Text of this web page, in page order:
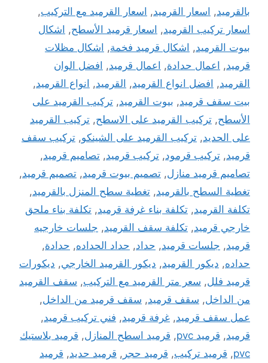
بالقرميد, اسعار القرميد, اسعار القرميد مع التركيب,
اسعار تركيب القرميد, اسعار قرميد الأسطح, اشكال
بيوت القرميد, اشكال قرميد فخمة, اشكال مظلات
قرميد, اعمال حدادة, اعمال قرميد, افضل الوان
القرميد, افضل انواع القرميد, القرميد, انواع القرميد,
بيت سقف قرميد, بيوت القرميد, تركيب القرميد على
الأسطح, تركيب القرميد على الاسطح, تركيب القرميد
على الحديد, تركيب القرميد على الشينكو, تركيب سقف
قرميد, تركيب قرمود, تركيب قرميد, تصاميم قرميد,
تصاميم قرميد منازل, تصميم بيوت قرميد, تصميم قرميد,
تغطية السطح بالقرميد, تغطية سطح المنزل بالقرميد,
تكلفة القرميد, تكلفة بناء غرفة قرميد, تكلفة بناء ملحق
خارجي قرميد, تكلفة سقف القرميد, جلسات خارجيه
قرميد, جلسات قرميد, حداد, حداد الحداده, حدادة,
حداده, ديكور القرميد, ديكور القرميد الخارجي, ديكورات
قرميد فلل, سعر متر القرميد مع التركيب, سقف القرميد
من الداخل, سقف قرميد, سقف قرميد من الداخل,
عمل سقف قرميد, غرفة قرميد, فني تركيب قرميد,
قرميد, قرميد pvc , قرميد اسطح المنازل, قرميد بلاستيك
pvc
, قرميد تركيب, قرميد حجر , قرميد حديد, قرميد